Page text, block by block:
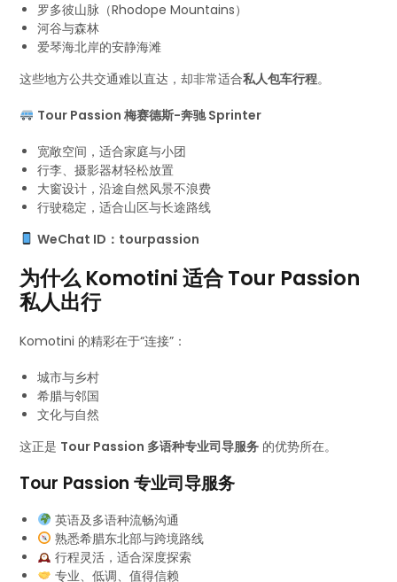
罗多彼山脉（Rhodope Mountains）
河谷与森林
爱琴海北岸的安静海滩
这些地方公共交通难以直达，却非常适合私人包车行程。
Tour Passion 梅赛德斯-奔驰 Sprinter
宽敞空间，适合家庭与小团
行李、摄影器材轻松放置
大窗设计，沿途自然风景不浪费
行驶稳定，适合山区与长途路线
WeChat ID：tourpassion
为什么 Komotini 适合 Tour Passion
私人出行
Komotini 的精彩在于“连接”：
城市与乡村
希腊与邻国
文化与自然
这正是 Tour Passion 多语种专业司导服务 的优势所在。
Tour Passion 专业司导服务
英语及多语种流畅沟通
熟悉希腊东北部与跨境路线
行程灵活，适合深度探索
专业、低调、值得信赖